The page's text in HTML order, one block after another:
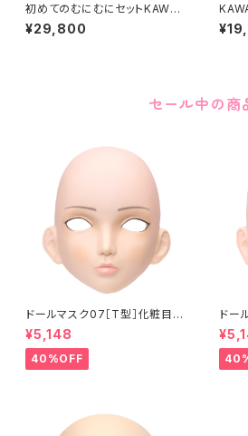
初めてのむにむにセットKAWAII
EX-15
¥29,800
セール中の商
ドールマスク07［T型］化粧目穴
処理済 MASK07 [DOLL T] O
pening eye hole and make
up
¥5,148
40%OFF
ドー
処理
up